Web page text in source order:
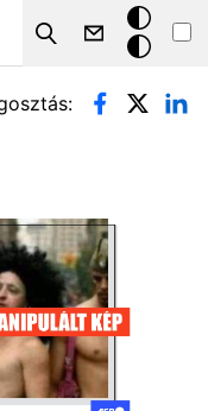
Search
Sötét
mód